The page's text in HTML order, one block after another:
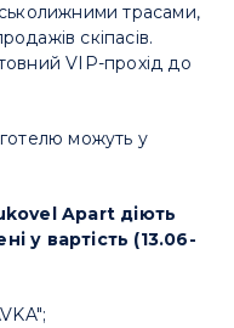
трасами,
скіпасів.
VIP-прохід до
можуть у
Apart діють
у вартість (13.06-